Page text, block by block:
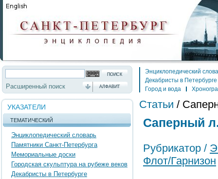
Расширенный поиск АЛФАВИТ
УКАЗАТЕЛИ
ТЕМАТИЧЕСКИЙ
Энциклопедический словарь
Памятники Санкт-Петербурга
Мемориальные доски
Городская скульптура на рубеже веков
Декабристы в Петербурге
Энциклопедический
Декабристы в Петербурге
Город и вода
Статьи /
Саперный
Рубрикатор /
Флот/Гарнизон